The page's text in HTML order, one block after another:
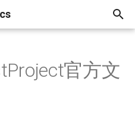
安装与启动
Android真机连接
在AirtestIDE编写脚本
使用AirtestIDE运行脚本
使用AirtestIDE生成报告
IDE的选项功能详解
将脚本打包成apk
官方文